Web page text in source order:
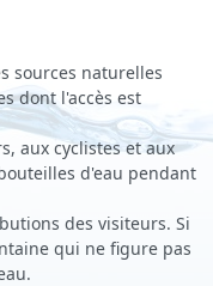
sources naturelles
dont l'accès est
aux cyclistes et aux
d'eau pendant
des visiteurs. Si
qui ne figure pas